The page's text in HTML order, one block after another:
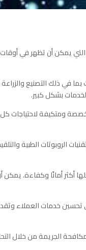
يمكن أن تظهر في أوقات
في ذلك التصنيع والزراعة
بشكل كبير.
ومتكيفة لاحتياجات كل
الروبوتات الطبية
أكثر أمانًا وكفاءة. يمكن
تحسين خدمات العملاء
الجريمة من خلال